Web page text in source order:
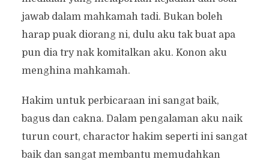
jawab dalam mahkamah tadi. Bukan boleh
harap puak diorang ni, dulu aku tak buat apa
pun dia try nak komitalkan aku. Konon aku
menghina mahkamah.
Hakim untuk perbicaraan ini sangat baik,
bagus dan cakna. Dalam pengalaman aku naik
turun court, charactor hakim seperti ini sangat
baik dan sangat membantu memudahkan